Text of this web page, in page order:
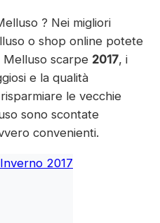
? Nei migliori
o shop online potete
Melluso scarpe 2017, i
e la qualità
le vecchie
sono scontate
convenienti.